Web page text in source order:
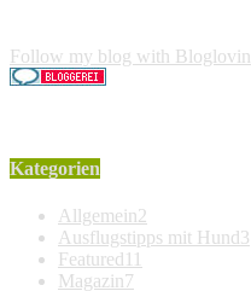
Follow my blog with Bloglovin
Kategorien
Allgemein2
Ausflugstipps mit Hund3
Featured 11
Magazin7